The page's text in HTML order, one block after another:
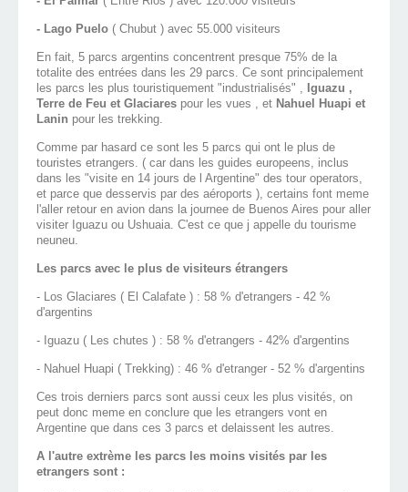
- Lago Puelo ( Chubut ) avec 55.000 visiteurs
En fait, 5 parcs argentins concentrent presque 75% de la
totalite des entrées dans les 29 parcs. Ce sont principalement
les parcs les plus touristiquement "industrialisés" , Iguazu ,
Terre de Feu et Glaciares pour les vues , et Nahuel Huapi et
Lanin pour les trekking.
Comme par hasard ce sont les 5 parcs qui ont le plus de
touristes etrangers. ( car dans les guides europeens, inclus
dans les "visite en 14 jours de l Argentine" des tour operators,
et parce que desservis par des aéroports ), certains font meme
l'aller retour en avion dans la journee de Buenos Aires pour aller
visiter Iguazu ou Ushuaia. C'est ce que j appelle du tourisme
neuneu.
Les parcs avec le plus de visiteurs étrangers
- Los Glaciares ( El Calafate ) : 58 % d'etrangers - 42 %
d'argentins
- Iguazu ( Les chutes ) : 58 % d'etrangers - 42% d'argentins
- Nahuel Huapi ( Trekking) : 46 % d'etranger - 52 % d'argentins
Ces trois derniers parcs sont aussi ceux les plus visités, on
peut donc meme en conclure que les etrangers vont en
Argentine que dans ces 3 parcs et delaissent les autres.
A l'autre extrème les parcs les moins visités par les
etrangers sont :